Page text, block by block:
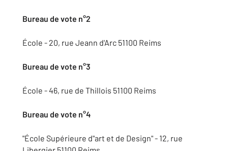
Bureau de vote n°2
École - 20, rue Jeann d'Arc 51100 Reims
Bureau de vote n°3
École - 46, rue de Thillois 51100 Reims
Bureau de vote n°4
"École Supérieure d"art et de Design" - 12, rue